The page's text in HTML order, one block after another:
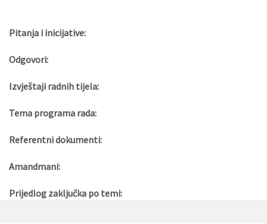
Pitanja i inicijative:
Odgovori:
Izvještaji radnih tijela:
Tema programa rada:
Referentni dokumenti:
Amandmani:
Prijedlog zaključka po temi: